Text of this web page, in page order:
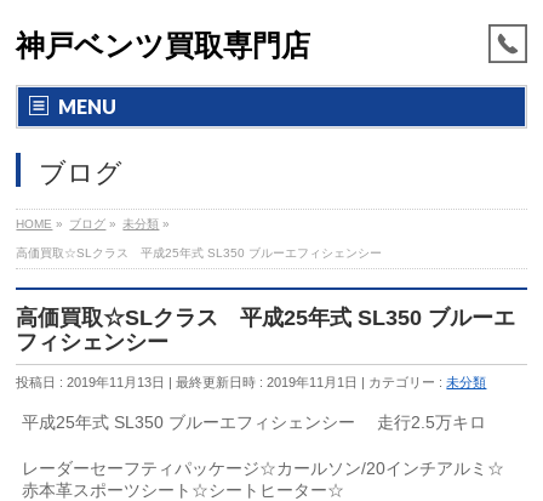
神戸ベンツ買取専門店
MENU
ブログ
HOME » ブログ » 未分類 »
高価買取☆SLクラス 平成25年式 SL350 ブルーエフィシェンシー
高価買取☆SLクラス 平成25年式 SL350 ブルーエ
フィシェンシー
投稿日 : 2019年11月13日 最終更新日時 : 2019年11月1日 カテゴリー :未分類
平成25年式 SL350 ブルーエフィシェンシー 走行2.5万キロ
レーダーセーフティパッケージ☆カールソン/20インチアルミ☆
赤本革スポーツシート☆シートヒーター☆